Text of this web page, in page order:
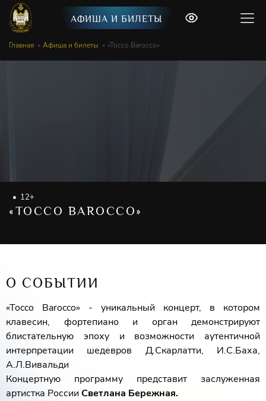
АФИША И БИЛЕТЫ
Главная Афиша и билеты «Tocco Barocco»
12+
«TOCCO BAROCCO»
О СОБЫТИИ
«Tocco Barocco» - уникальный концерт, в котором
клавесин, фортепиано и орган демонстрируют
блистательную эпоху и возможности аутентичной
интерпретации шедевров Д.Скарлатти, И.С.Баха,
А.Л.Вивальди
Концертную программу представит заслуженная
артистка России Светлана Бережная.